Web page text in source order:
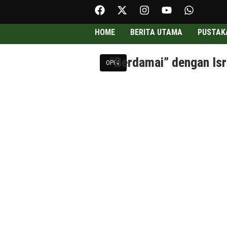
HOME BERITA UTAMA
OPINI
“Berdamai” dengan